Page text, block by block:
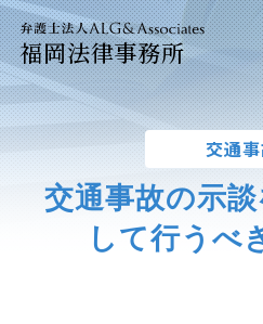
福岡法律事務所
交通
交通事故の示
して行うべ